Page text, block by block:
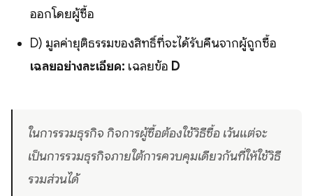
ออกโดยผู้ซื้อ
D) มูลค่ายุติธรรมของสิทธิ์ที่จะได้รับคืนจากผู้ถูกซื้อ
เฉลยอย่างละเอียด: เฉลยข้อ D
ในการรวมธุรกิจ กิจการผู้ซื้อต้องใช้วิธีซื้อ เว้นแต่จะ
เป็นการรวมธุรกิจภายใต้การควบคุมเดียวกันที่ให้ใช้วิธี
รวมส่วนได้